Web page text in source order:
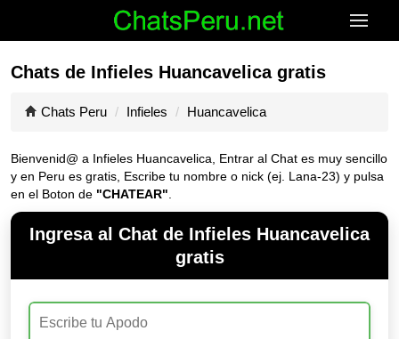
Chats de Infieles Huancavelica gratis
Chats Peru Infieles Huancavelica
Bienvenid@ a Infieles Huancavelica, Entrar al Chat es muy sencillo
y en Peru es gratis, Escribe tu nombre o nick (ej. Lana-23) y pulsa
en el Boton de "CHATEAR"
Ingresa al Chat de Infieles Huancavelica
gratis